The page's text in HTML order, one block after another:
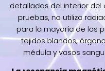
detalladas del interior del
pruebas, no utiliza
para la mayoría de los
tejidos blandos,
médula y vasos